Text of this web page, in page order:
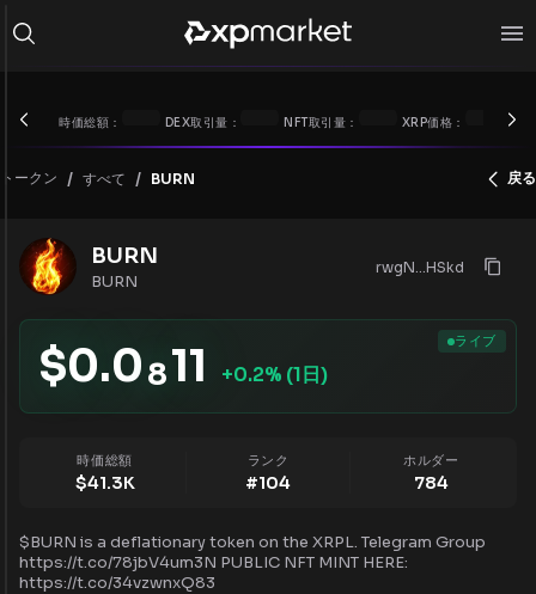
時価総額： DEX取引量： NFT取引量： XRP価格：
トークン / すべて / BURN 戻る
BURN
BURN
rwgN...HSkd
ライブ
$0.0811 +0.2% (1日)
時価総額
$41.3K
ランク
#104
ホルダー
784
$BURN is a deflationary token on the XRPL. Telegram Group
https://t.co/78jbV4um3N PUBLIC NFT MINT HERE:
https://t.co/34vzwnxQ83